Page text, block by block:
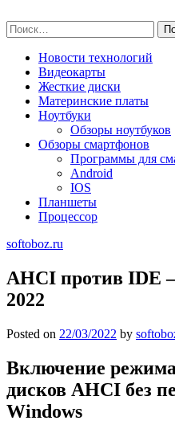
to
content
Найти:
Новости технологий
Видеокарты
Жесткие диски
Материнские платы
Ноутбуки
Обзоры ноутбуков
Обзоры смартфонов
Программы для
Android
IOS
Планшеты
Процессор
softoboz.ru
AHCI против IDE
2022
Posted on 22/03/2022 by
Включение
дисков AHCI без
Windows